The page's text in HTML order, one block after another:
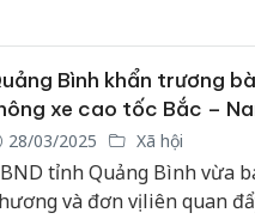
Bình khẩn trương
xe cao tốc Bắc –
28/03/2025 Xã hội
tỉnh Quảng Bình vừa
và đơn vị liên quan